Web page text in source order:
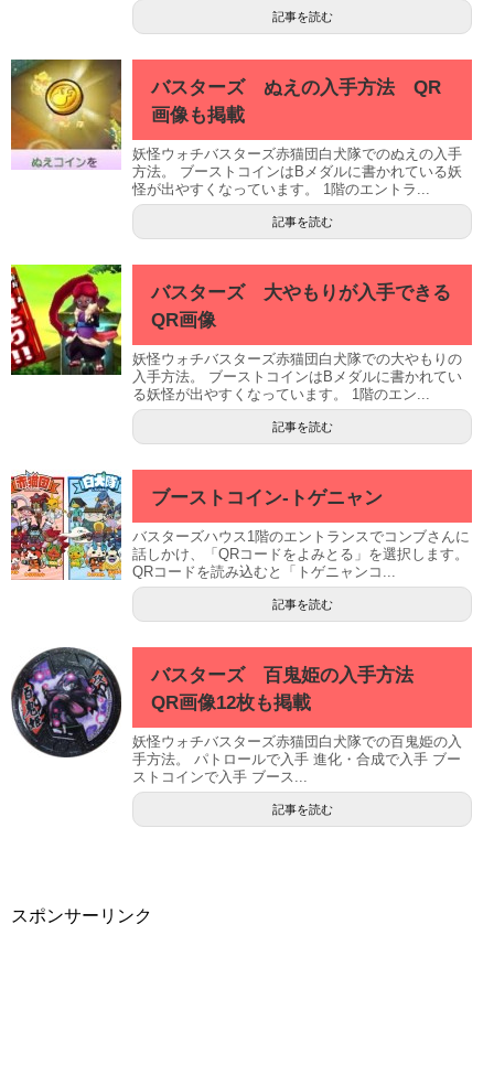
記事を読む
バスターズ ぬえの入手方法 QR
画像も掲載
妖怪ウォチバスターズ赤猫団白犬隊でのぬえの入手
方法。 ブーストコインはBメダルに書かれている妖
怪が出やすくなっています。 1階のエントラ...
記事を読む
バスターズ 大やもりが入手できる
QR画像
妖怪ウォチバスターズ赤猫団白犬隊での大やもりの
入手方法。 ブーストコインはBメダルに書かれてい
る妖怪が出やすくなっています。 1階のエン...
記事を読む
ブーストコイン-トゲニャン
バスターズハウス1階のエントランスでコンブさんに
話しかけ、「QRコードをよみとる」を選択します。
QRコードを読み込むと「トゲニャンコ...
記事を読む
バスターズ 百鬼姫の入手方法
QR画像12枚も掲載
妖怪ウォチバスターズ赤猫団白犬隊での百鬼姫の入
手方法。 パトロールで入手 進化・合成で入手 ブー
ストコインで入手 ブース...
記事を読む
スポンサーリンク